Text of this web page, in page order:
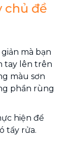
chủ đề
mà bạn
tay lên trên
màu sơn
phần rùng
hiện để
tẩy rửa.